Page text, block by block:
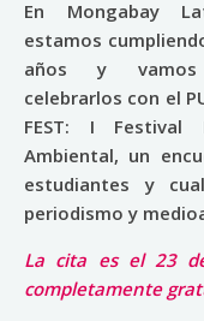
En Mongabay
estamos
años y
celebrarlos con el
FEST: I Festival
Ambiental, un
estudiantes y
periodismo y
La cita es el 23
completamente